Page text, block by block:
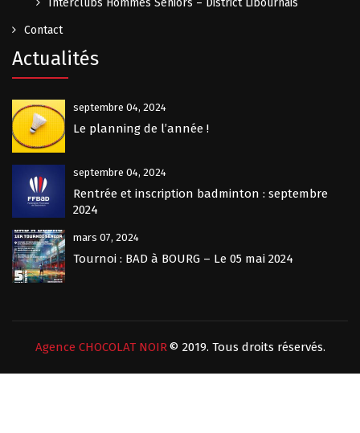
Interclubs Hommes Séniors – District Libournais
Contact
Actualités
septembre 04, 2024
Le planning de l’année !
septembre 04, 2024
Rentrée et inscription badminton : septembre
2024
mars 07, 2024
Tournoi : BAD à BOURG – Le 05 mai 2024
Agence CHOCOLAT NOIR© 2019. Tous droits réservés.